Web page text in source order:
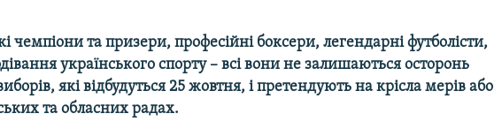
чемпіони та призери, професійні боксери, легендарні футболісти,
українського спорту – всі вони не залишаються осторонь
які відбудуться 25 жовтня, і претендують на крісла мерів або
та обласних радах.